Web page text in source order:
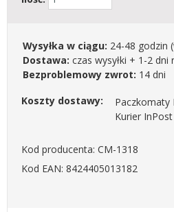
Wysyłka w ciągu: 24-48 godzin
Dostawa: czas wysyłki + 1-2 dni
Bezproblemowy zwrot: 14 dni
Koszty dostawy:
Paczkomaty
Kurier InPost
Kod producenta: CM-1318
Kod EAN: 8424405013182